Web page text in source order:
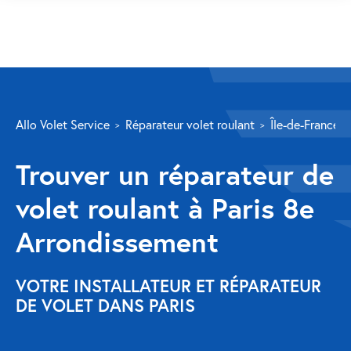
Volet roulant
Réparation
Volet roulant Velux
Au-delà de la fenêtre
Réparation store banne
Réparation portail
Allo Volet Service Réparateur volet roulant Île-de-France
Trouver un réparateur de
volet roulant à Paris 8e
Arrondissement
VOTRE INSTALLATEUR ET RÉPARATEUR
DE VOLET DANS PARIS